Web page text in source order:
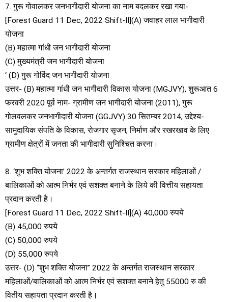
7. गुरू गोवालकर जनभागीदारी योजना का नाम बदलकर रखा गया-
[Forest Guard 11 Dec, 2022 Shift-II](A) जवाहर लाल भागीदारी
योजना
(B) महात्मा गांधी जन भागीदारी योजना
(C) मुख्यमंत्री जन भागीदारी योजना
‘ (D) गुरू गोविंद जन भागीदारी योजना
उत्तर- (B) महात्मा गांधी जन भागीदारी विकास योजना (MGJVY), शुरूआत 6
फरवरी 2020 पूर्व नाम- ग्रामीण जन भागीदारी योजना (2011), गुरू
गोलवलकर जनभागीदारी योजना (GGJVY) 30 सितम्बर 2014, उद्देश्य-
सामुदायिक संपति के विकास, रोजगार सृजन, निर्माण और रखरखाव के लिए
ग्रामीण क्षेत्रों में जनता की भागीदारी सुनिश्चित करना।
8. ‘शुभ शक्ति योजना’ 2022 के अन्तर्गत राजस्थान सरकार महिलाओं /
बालिकाओं को आत्म निर्भर एवं सशक्त बनाने के लिये की वित्तीय सहायता
प्रदान करती है।
[Forest Guard 11 Dec, 2022 Shift-II](A) 40,000 रुपये
(B) 45,000 रुपये
(C) 50,000 रुपये
(D) 55,000 रुपये
उत्तर- (D) “शुभ शक्ति योजना” 2022 के अन्तर्गत राजस्थान सरकार
महिलाओं/बालिकाओं को आत्म निर्भर एवं सशक्त बनाने हेतु 55000 रु की
वितीय सहायता प्रदान करती है।